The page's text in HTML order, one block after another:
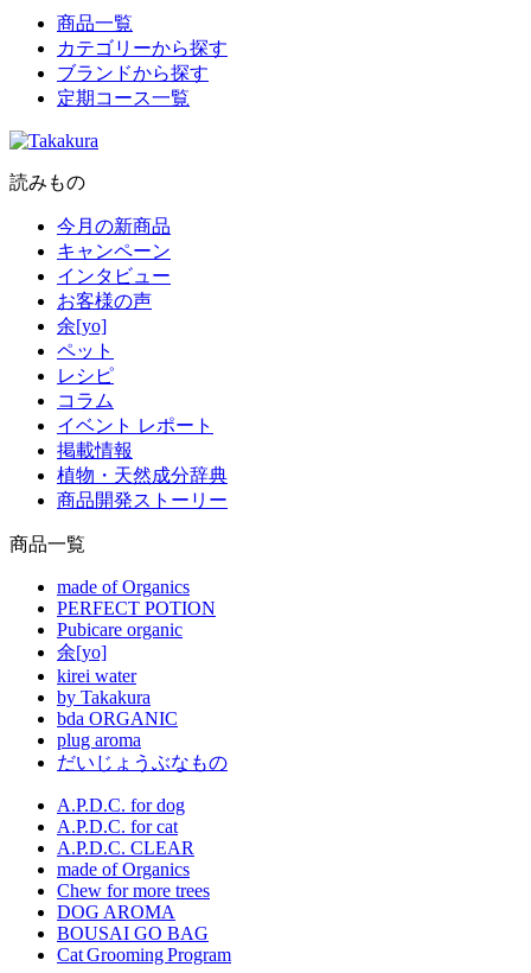
商品一覧
カテゴリーから探す
ブランドから探す
定期コース一覧
読みもの
今月の新商品
キャンペーン
インタビュー
お客様の声
余[yo]
ペット
レシピ
コラム
イベント レポート
掲載情報
植物・天然成分辞典
商品開発ストーリー
商品一覧
made of Organics
PERFECT POTION
Pubicare organic
余[yo]
kirei water
by Takakura
bda ORGANIC
plug aroma
だいじょうぶなもの
A.P.D.C. for dog
A.P.D.C. for cat
A.P.D.C. CLEAR
made of Organics
Chew for more trees
DOG AROMA
BOUSAI GO BAG
Cat Grooming Program